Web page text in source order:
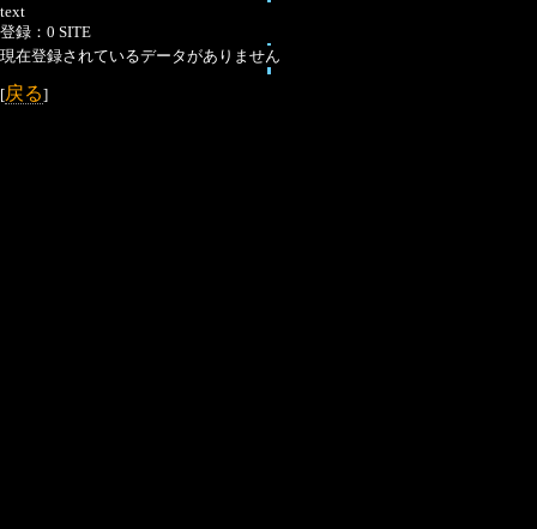
text
登録：0 SITE
現在登録されているデータがありません
[戻る]